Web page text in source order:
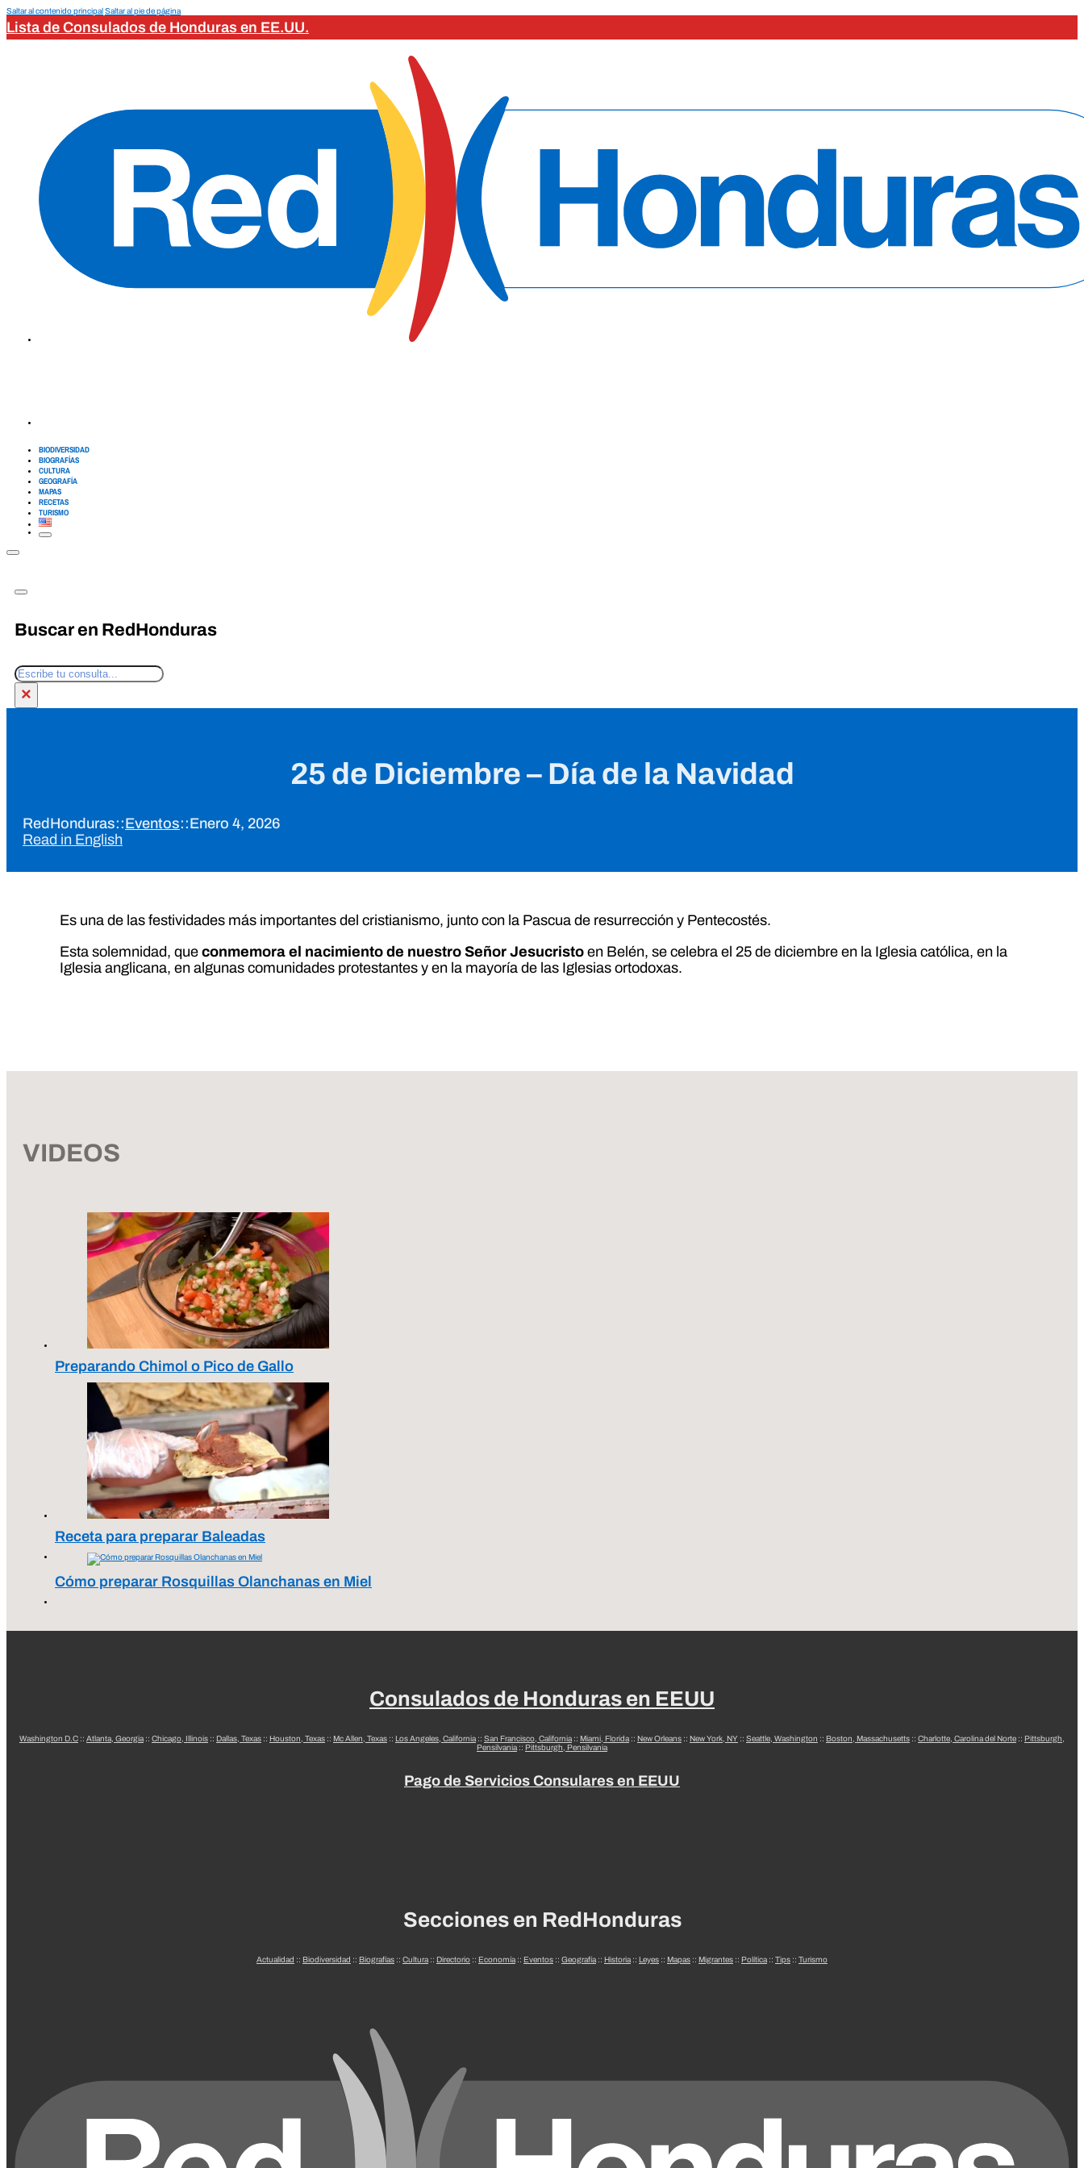
Saltar al contenido principalSaltar al pie de página
Lista de Consulados de Honduras en EE.UU.
BIODIVERSIDAD
BIOGRAFÍAS
CULTURA
GEOGRAFÍA
MAPAS
RECETAS
TURISMO
Buscar en RedHonduras
Buscar
×
25 de Diciembre – Día de la Navidad
RedHonduras::Eventos::Enero 4, 2026
Read in English
Es una de las festividades más importantes del cristianismo, junto con la Pascua de resurrección y Pentecostés.
Esta solemnidad, queconmemora el nacimiento de nuestro Señor Jesucristo en Belén, se celebra el 25 de diciembre en la Iglesia católica, en la
Iglesia anglicana, en algunas comunidades protestantes y en la mayoría de las Iglesias ortodoxas.
VIDEOS
Preparando Chimol o Pico de Gallo
Receta para preparar Baleadas
Cómo preparar Rosquillas Olanchanas en Miel
Consulados de Honduras en EEUU
Washington D.C :: Atlanta, Georgia:: Chicago, Illinois :: Dallas, Texas :: Houston, Texas :: Mc Allen, Texas :: Los Angeles, California:: San Francisco, California:: Miami, Florida:: New Orleans :: New York, NY :: Seattle, Washington :: Boston, Massachusetts :: Charlotte, Carolina del Norte :: Pittsburgh,
Pensilvania:: Pittsburgh, Pensilvania
Pago de Servicios Consulares en EEUU
Secciones en RedHonduras
Actualidad :: Biodiversidad :: Biografías :: Cultura :: Directorio :: Economía :: Eventos :: Geografía :: Historia :: Leyes :: Mapas :: Migrantes :: Política :: Tips :: Turismo